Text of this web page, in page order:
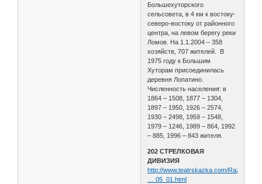
Большехуторского
сельсовета, в 4 км к востоку-
северо-востоку от районного
центра, на левом берегу реки
Ломов. На 1.1.2004 – 358
хозяйств, 707 жителей. В
1975 году к Большим
Хуторам присоединилась
деревня Лопатино.
Численность населения: в
1864 – 1508, 1877 – 1304,
1897 – 1950, 1926 – 2574,
1930 – 2498, 1959 – 1548,
1979 – 1246, 1989 – 864, 1992
– 885, 1996 – 843 жителя.
202 СТРЕЛКОВАЯ
ДИВИЗИЯ
http://www.teatrskazka.com/Raznoe/
… 05_01.html